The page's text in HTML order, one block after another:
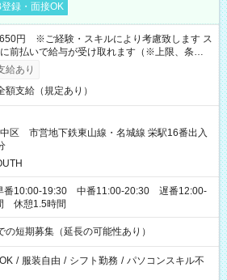
録・面接OK
円 ※ご経験・スキルにより考慮致します ス
前払いで給与が受け取れます（※上限、条件
給あり
額支給（規定あり）
区 市営地下鉄東山線・名城線 栄駅16番出入
休憩1.5時間
の短期募集（延長の可能性あり）
/ 服装自由 / シフト勤務 / パソコンスキル不